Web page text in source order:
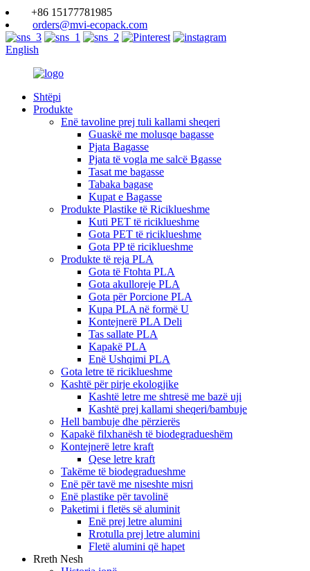
+86 15177781985
orders@mvi-ecopack.com
English
Shtëpi
Produkte
Enë tavoline prej tuli kallami sheqeri
Guaskë me molusqe bagasse
Pjata Bagasse
Pjata të vogla me salcë Bgasse
Tasat me bagasse
Tabaka bagase
Kupat e Bagasse
Produkte Plastike të Riciklueshme
Kuti PET të riciklueshme
Gota PET të riciklueshme
Gota PP të riciklueshme
Produkte të reja PLA
Gota të Ftohta PLA
Gota akulloreje PLA
Gota për Porcione PLA
Kupa PLA në formë U
Kontejnerë PLA Deli
Tas sallate PLA
Kapakë PLA
Enë Ushqimi PLA
Gota letre të riciklueshme
Kashtë për pirje ekologjike
Kashtë letre me shtresë me bazë uji
Kashtë prej kallami sheqeri/bambuje
Hell bambuje dhe përzierës
Kapakë filxhanësh të biodegradueshëm
Kontejnerë letre kraft
Qese letre kraft
Takëme të biodegradueshme
Enë për tavë me niseshte misri
Enë plastike për tavolinë
Paketimi i fletës së aluminit
Enë prej letre alumini
Rrotulla prej letre alumini
Fletë alumini që hapet
Rreth Nesh